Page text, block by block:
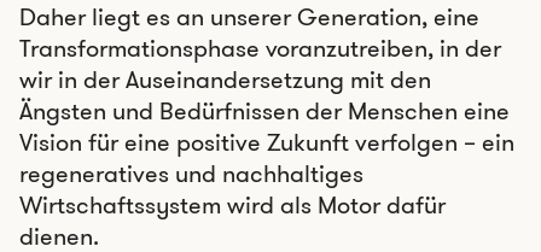
Daher liegt es an unserer Generation, eine
Transformationsphase voranzutreiben, in der
wir in der Auseinandersetzung mit den
Ängsten und Bedürfnissen der Menschen eine
Vision für eine positive Zukunft verfolgen – ein
regeneratives und nachhaltiges
Wirtschaftssystem wird als Motor dafür
dienen.